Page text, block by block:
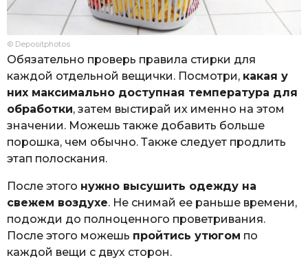
© Depositphotos
Обязательно проверь правила стирки для
каждой отдельной вещички. Посмотри, какая у
них максимально доступная температура для
обработки, затем выстирай их именно на этом
значении. Можешь также добавить больше
порошка, чем обычно. Также следует продлить
этап полоскания.
После этого нужно высушить одежду на
свежем воздухе. Не снимай ее раньше времени,
подожди до полноценного проветривания.
После этого можешь пройтись утюгом по
каждой вещи с двух сторон.